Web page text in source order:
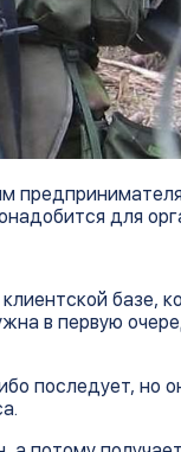
для
базе,
в первую
последует, но